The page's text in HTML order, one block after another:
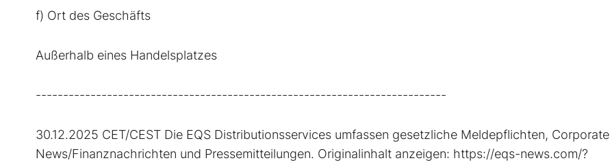
f) Ort des Geschäfts
Außerhalb eines Handelsplatzes
---------------------------------------------------------------------------
30.12.2025 CET/CEST Die EQS Distributionsservices umfassen gesetzliche Meldepflichten, Corporate
News/Finanznachrichten und Pressemitteilungen. Originalinhalt anzeigen: https://eqs-news.com/?